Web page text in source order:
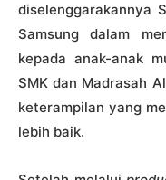
diselenggarakannya
Samsung dalam
kepada anak-anak
SMK dan Madrasah
keterampilan yang
lebih baik.